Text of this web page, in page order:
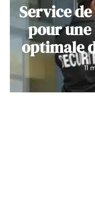
Service de
pour
optimale
11